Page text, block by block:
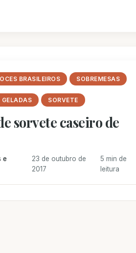
BRASILEIROS SOBREMESAS
GELADAS SORVETE
sorvete caseiro de
e
23 de outubro de
2017
5 min de
leitura